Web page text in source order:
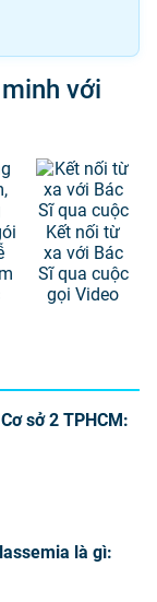
với
Kết nối từ
xa với Bác
Sĩ qua cuộc
gọi Video
sở 2 TPHCM:
là gì: